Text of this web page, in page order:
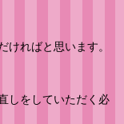
ればと思います。
しをしていただく必